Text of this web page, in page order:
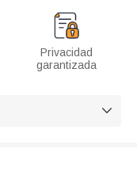
Privacidad
garantizada
